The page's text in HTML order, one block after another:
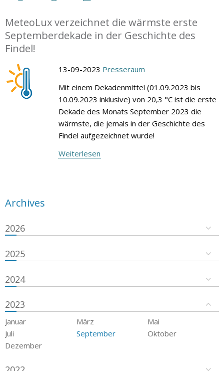
MeteoLux verzeichnet die wärmste erste
Septemberdekade in der Geschichte des
Findel!
13-09-2023 Presseraum
Mit einem Dekadenmittel (01.09.2023 bis
10.09.2023 inklusive) von 20,3 °C ist die erste
Dekade des Monats September 2023 die
wärmste, die jemals in der Geschichte des
Findel aufgezeichnet wurde!
Weiterlesen
Archives
2026
2025
2024
2023
Januar März
Mai
Juli
September
Oktober
Dezember